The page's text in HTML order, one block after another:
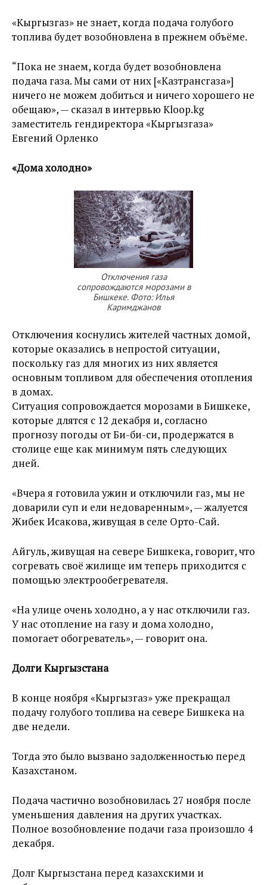
«Кыргызгаз» не знает, когда подача голубого
топлива будет возобновлена в прежнем объёме.
“Пока не знаем, когда будет возобновлена
подача газа. Мы сами от них [«Казтрансгаза»]
ничего не можем добиться и ничего хорошего не
обещаю», — сказал в интервью Kloop.kg
заместитель гендиректора «Кыргызгаза»
Евгений Орленко
«Дома холодно»
Отключения газа
сопровождаются морозами в
Бишкеке. Фото: Илья
Каримджанов
Отключения коснулись жителей частных домой,
которые оказались в непростой ситуации,
поскольку газ для многих из них является
основным топливом для обеспечения отопления
в домах.
Ситуация сопровождается морозами в Бишкеке,
которые длятся с 12 декабря и, согласно
прогнозу погоды от Би-би-си, продержатся в
столице еще как минимум пять следующих
дней.
«Вчера я готовила ужин и отключили газ, мы не
доварили суп и ели недоваренным», — жалуется
Жибек Исакова, живущая в селе Орто-Сай.
Айгуль, живущая на севере Бишкека, говорит, что
согревать своё жилище им теперь приходится с
помощью электрообегревателя.
«На улице очень холодно, а у нас отключили газ.
У нас отопление на газу и дома холодно,
помогает обогреватель», — говорит она.
Долги Кыргызстана
В конце ноября «Кыргызгаз» уже прекращал
подачу голубого топлива на севере Бишкека на
две недели.
Тогда это было вызвано задолженностью перед
Казахстаном.
Подача частично возобновилась 27 ноября после
уменьшения давления на других участках.
Полное возобновление подачи газа произошло 4
декабря.
Долг Кыргызстана перед казахскими и